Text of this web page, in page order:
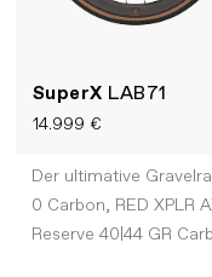
SuperX LAB71
14.999 €
Der ultimative
0 Carbon, RED XPLR
Reserve 40|44 GR